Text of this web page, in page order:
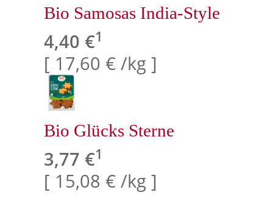
Bio Samosas India-Style
4,40 €1
[ 17,60 € /kg ]
Bio Glücks Sterne
3,77 €1
[ 15,08 € /kg ]